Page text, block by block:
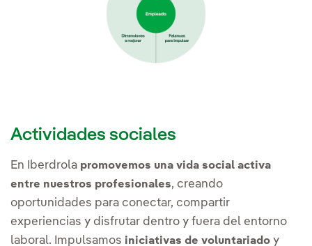
Actividades sociales
En Iberdrola promovemos una vida social activa
entre nuestros profesionales, creando
oportunidades para conectar, compartir
experiencias y disfrutar dentro y fuera del entorno
laboral. Impulsamos iniciativas de voluntariado y